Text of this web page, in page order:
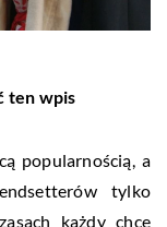
ten wpis
popularnością, a
tylko
każdy chce